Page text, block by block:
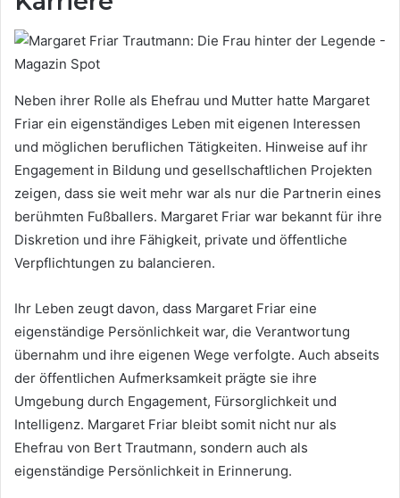
Neben ihrer Rolle als Ehefrau und Mutter hatte Margaret
Friar ein eigenständiges Leben mit eigenen Interessen
und möglichen beruflichen Tätigkeiten. Hinweise auf ihr
Engagement in Bildung und gesellschaftlichen Projekten
zeigen, dass sie weit mehr war als nur die Partnerin eines
berühmten Fußballers. Margaret Friar war bekannt für ihre
Diskretion und ihre Fähigkeit, private und öffentliche
Verpflichtungen zu balancieren.
Ihr Leben zeugt davon, dass Margaret Friar eine
eigenständige Persönlichkeit war, die Verantwortung
übernahm und ihre eigenen Wege verfolgte. Auch abseits
der öffentlichen Aufmerksamkeit prägte sie ihre
Umgebung durch Engagement, Fürsorglichkeit und
Intelligenz. Margaret Friar bleibt somit nicht nur als
Ehefrau von Bert Trautmann, sondern auch als
eigenständige Persönlichkeit in Erinnerung.